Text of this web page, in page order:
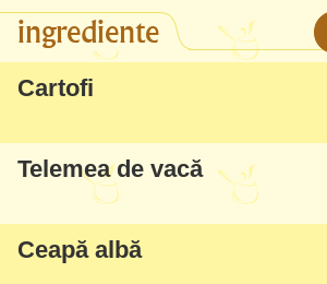
ingrediente
Cartofi
Telemea de vacă
Ceapă albă